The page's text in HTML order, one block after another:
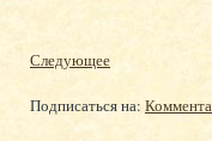
Следующее
Подписаться на: